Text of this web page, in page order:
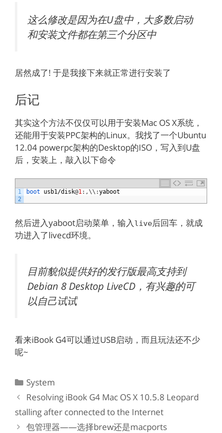
这么修改是因为在U盘中，大多数启动
和安装文件都在第三个分区中
居然成了! 于是我接下来就正常进行安装了
后记
其实这个方法不仅仅可以用于安装Mac OS X系统，
还能用于安装PPC架构的Linux。我找了一个Ubuntu
12.04 powerpc架构的Desktop的ISO，写入到U盘
后，安装上，敲入以下命令
1
2
boot usb1/disk@1: ,\\ :yaboot
然后进入yaboot启动菜单，输入 live后回车，就成
功进入了livecd环境。
目前貌似提供好的发行版最高支持到
Debian 8 Desktop LiveCD，有兴趣的可
以自己试试
看来iBook G4可以通过USB启动，而且玩法还不少
呢~
分
类
System
Resolving iBook G4 Mac OS X 10.5.8 Leopard
stalling after connected to the Internet
包管理器——选择brew还是macports